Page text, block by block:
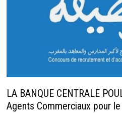
LA BANQUE CENTRALE
Agents Commerciaux pour